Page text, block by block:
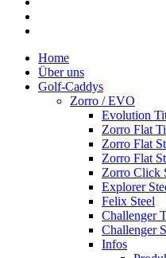
Close
Menu
Home
Über uns
Golf-Caddys
Zorro / EVO
Evolution
Zorro Flat
Zorro Flat
Zorro Flat
Zorro Click
Explorer
Felix Steel
Challenger
Challenger
Infos